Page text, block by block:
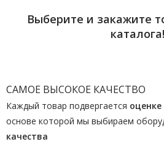
Выберите и закажите
каталога!
САМОЕ ВЫСОКОЕ КАЧЕСТВО
Каждый товар подвергается
основе которой мы выбираем
качества